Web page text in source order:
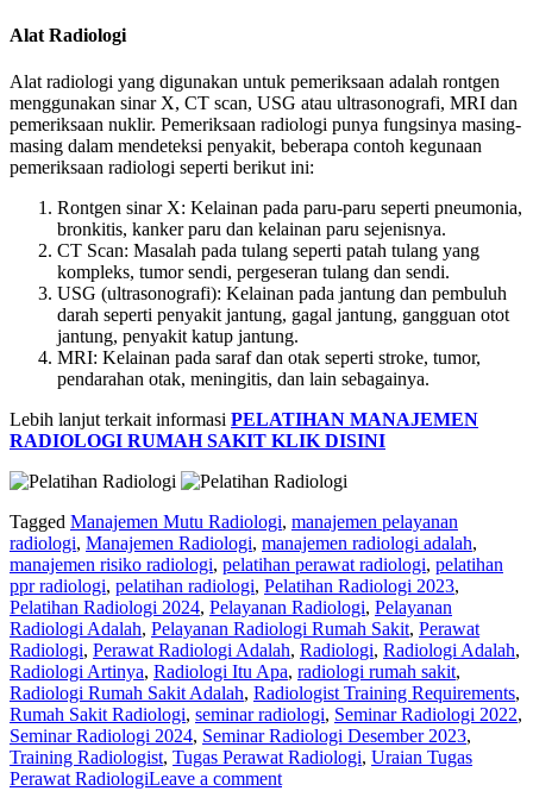
Alat Radiologi
Alat radiologi yang digunakan untuk pemeriksaan adalah rontgen
menggunakan sinar X, CT scan, USG atau ultrasonografi, MRI dan
pemeriksaan nuklir. Pemeriksaan radiologi punya fungsinya masing-
masing dalam mendeteksi penyakit, beberapa contoh kegunaan
pemeriksaan radiologi seperti berikut ini:
Rontgen sinar X: Kelainan pada paru-paru seperti pneumonia,
bronkitis, kanker paru dan kelainan paru sejenisnya.
CT Scan: Masalah pada tulang seperti patah tulang yang
kompleks, tumor sendi, pergeseran tulang dan sendi.
USG (ultrasonografi): Kelainan pada jantung dan pembuluh
darah seperti penyakit jantung, gagal jantung, gangguan otot
jantung, penyakit katup jantung.
MRI: Kelainan pada saraf dan otak seperti stroke, tumor,
pendarahan otak, meningitis, dan lain sebagainya.
Lebih lanjut terkait informasi PELATIHAN MANAJEMEN
RADIOLOGI RUMAH SAKIT KLIK DISINI
Tagged Manajemen Mutu Radiologi, manajemen pelayanan
radiologi, Manajemen Radiologi, manajemen radiologi adalah,
manajemen risiko radiologi, pelatihan perawat radiologi, pelatihan
ppr radiologi, pelatihan radiologi, Pelatihan Radiologi 2023,
Pelatihan Radiologi 2024, Pelayanan Radiologi, Pelayanan
Radiologi Adalah, Pelayanan Radiologi Rumah Sakit, Perawat
Radiologi, Perawat Radiologi Adalah, Radiologi, Radiologi Adalah,
Radiologi Artinya, Radiologi Itu Apa, radiologi rumah sakit,
Radiologi Rumah Sakit Adalah, Radiologist Training Requirements,
Rumah Sakit Radiologi, seminar radiologi, Seminar Radiologi 2022,
Seminar Radiologi 2024, Seminar Radiologi Desember 2023,
Training Radiologist, Tugas Perawat Radiologi, Uraian Tugas
Perawat RadiologiLeave a comment